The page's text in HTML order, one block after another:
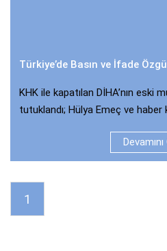
Türkiye’de Basın ve İfade
KHK ile kapatılan DİHA’nın eski
tutuklandı; Hülya Emeç ve haber
Devamını
1